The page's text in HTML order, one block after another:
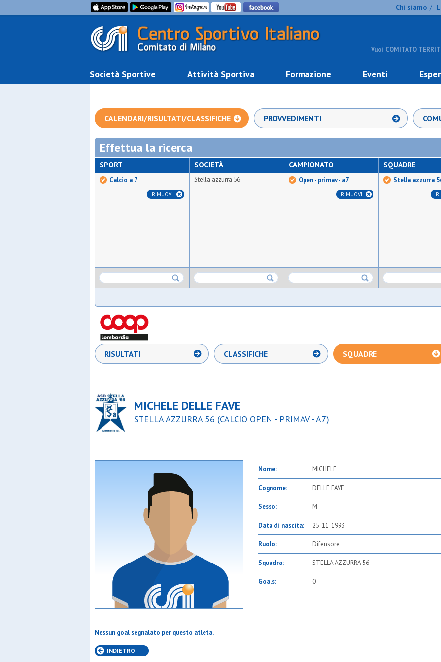
Chi siamo /
Vuoi COMITATO
Società Sportive Attività Sportiva Formazione Eventi
CALENDARI/RISULTATI/CLASSIFICHE PROVVEDIMENTI
Effettua la ricerca
SPORT
Calcio a 7
RIMUOVI
SOCIETÀ
Stella azzurra 56
CAMPIONATO
Open - primav - a7
RIMUOVI
SQUADRE
Stella azzurra
RISULTATI CLASSIFICHE SQUADRE
MICHELE DELLE FAVE
STELLA AZZURRA 56 (CALCIO OPEN - PRIMAV - A7)
Nome: MICHELE
Cognome: DELLE FAVE
Sesso: M
Data di nascita: 25-11-1993
Ruolo: Difensore
Squadra: STELLA AZZURRA 56
Goals: 0
Nessun goal segnalato per questo atleta.
INDIETRO